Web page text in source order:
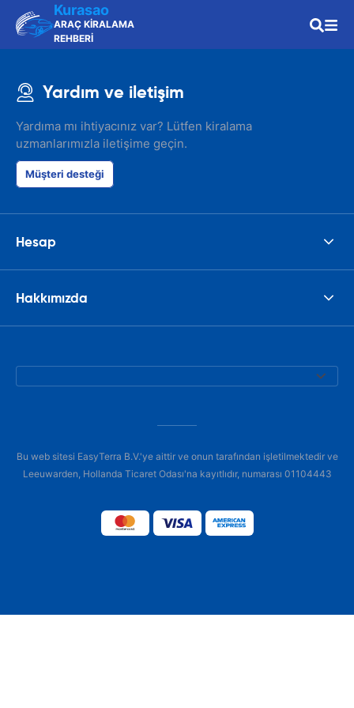
Kurasao
ARAÇ KİRALAMA
REHBERİ
Yardım ve iletişim
Yardıma mı ihtiyacınız var? Lütfen kiralama
uzmanlarımızla iletişime geçin.
Müşteri desteği
Hesap
Hakkımızda
Bu web sitesi EasyTerra B.V.'ye aittir ve onun tarafından işletilmektedir ve
Leeuwarden, Hollanda Ticaret Odası'na kayıtlıdır, numarası 01104443